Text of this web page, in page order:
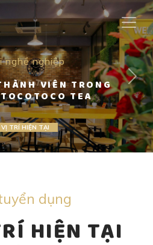
nghề nghiệp
VIÊN TRONG
TEA
VỊ TRÍ HIỆN TẠI
Next
dụng
HIỆN TẠI